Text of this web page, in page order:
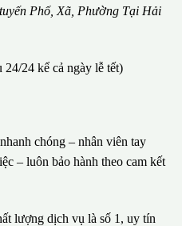
ến Phố, Xã, Phường Tại Hải
24/24 kể cả ngày lễ tết)
chóng – nhân viên tay
– luôn bảo hành theo cam kết
lượng dịch vụ là số 1, uy tín